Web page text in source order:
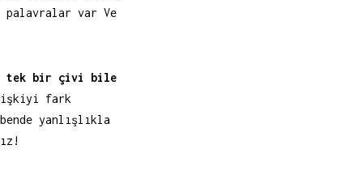
palavralar var Ve
tek bir çivi bile
fark
yanlışlıkla